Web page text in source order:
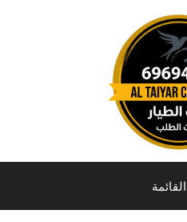
القائمة